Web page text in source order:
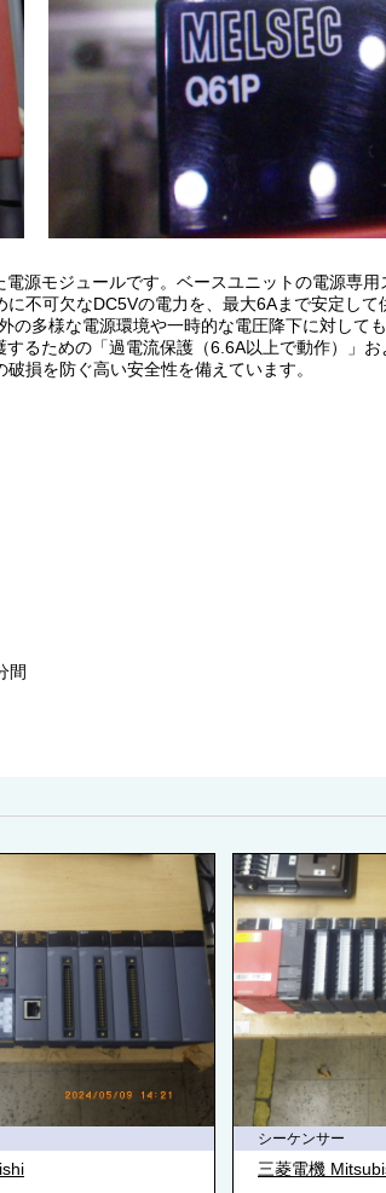
源モジュールです。ベースユニットの電源専
不可欠なDC5Vの電力を、最大6Aまで安定して
多様な電源環境や一時的な電圧降下に対して
るための「過電流保護（6.6A以上で動作）」
損を防ぐ高い安全性を備えています。
間
シーケンサー
三菱電機